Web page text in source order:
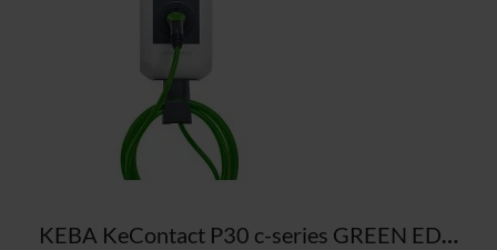
KEBA KeContact P30 c-series GREEN EDITION 122.113 borne de recharge